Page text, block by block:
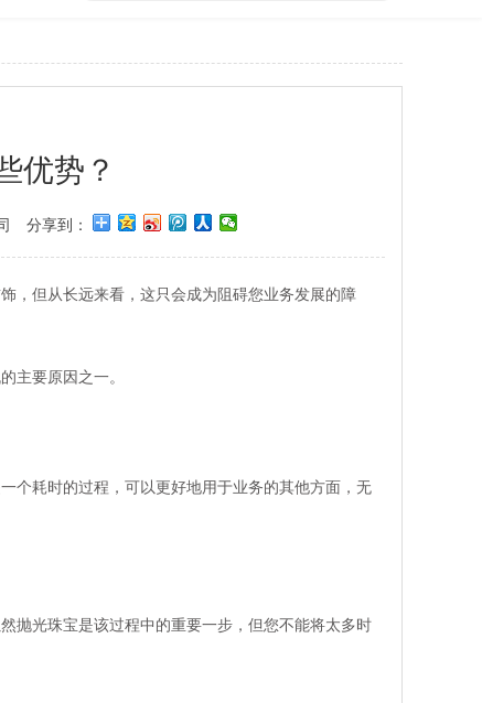
优势？
分享到：
，但从长远来看，这只会成为阻碍您业务发展的障
主要原因之一。
个耗时的过程，可以更好地用于业务的其他方面，无
抛光珠宝是该过程中的重要一步，但您不能将太多时